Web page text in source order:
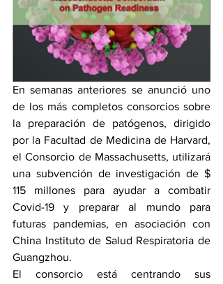
En semanas anteriores se anunció uno
de los más completos consorcios sobre
la preparación de patógenos, dirigido
por la Facultad de Medicina de Harvard,
el Consorcio de Massachusetts, utilizará
una subvención de investigación de $
115 millones para ayudar a combatir
Covid-19 y preparar al mundo para
futuras pandemias, en asociación con
China Instituto de Salud Respiratoria de
Guangzhou.
El consorcio está centrando sus